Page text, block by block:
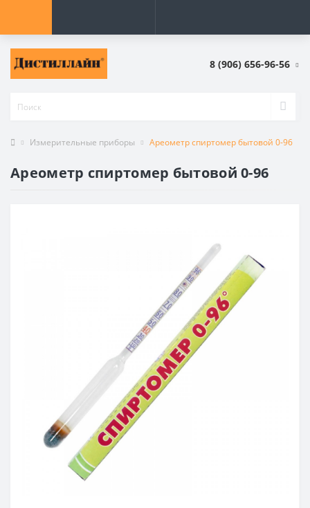
8 (906) 656-96-56
Измерительные приборы Ареометр спиртомер бытовой 0-96
Ареометр спиртомер бытовой 0-96